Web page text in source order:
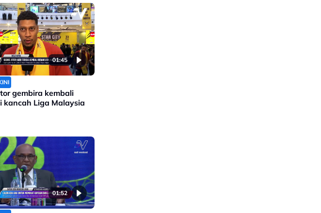
01:45
gembira kembali
kancah Liga Malaysia
01:52